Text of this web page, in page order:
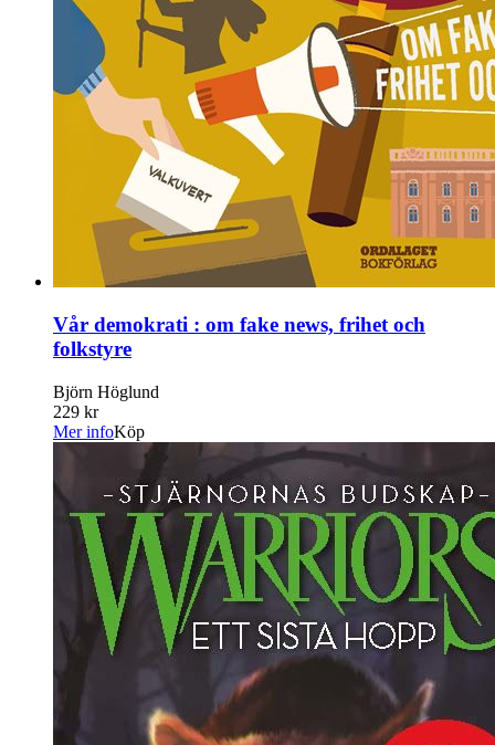
Vår demokrati : om fake news, frihet och
folkstyre
Björn Höglund
229 kr
Mer infoKöp